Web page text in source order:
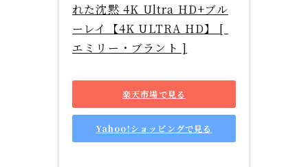
れた沈黙 4K Ultra HD+ブル
ーレイ【4K ULTRA HD】 [
エミリー・ブラント ]
楽天市場で見る
Yahoo!ショッピングで見る